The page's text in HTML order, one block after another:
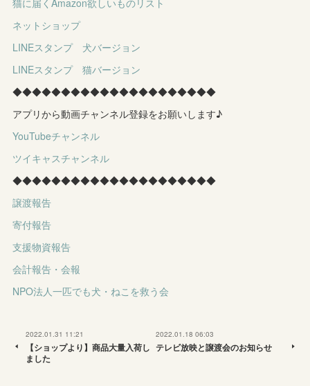
猫に届くAmazon欲しいものリスト
ネットショップ
LINEスタンプ 犬バージョン
LINEスタンプ 猫バージョン
◆◆◆◆◆◆◆◆◆◆◆◆◆◆◆◆◆◆◆◆◆
アプリから動画チャンネル登録をお願いします♪
YouTubeチャンネル
ツイキャスチャンネル
◆◆◆◆◆◆◆◆◆◆◆◆◆◆◆◆◆◆◆◆◆
譲渡報告
寄付報告
支援物資報告
会計報告・会報
NPO法人一匹でも犬・ねこを救う会
2022.01.31 11:21
【ショップより】商品大量入荷し
ました
2022.01.18 06:03
テレビ放映と譲渡会のお知らせ